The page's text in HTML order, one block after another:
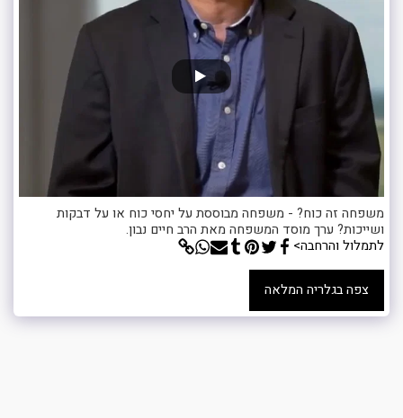
משפחה זה כוח? - משפחה מבוססת על יחסי כוח או על דבקות
ושייכות? ערך מוסד המשפחה מאת הרב חיים נבון.
לתמלול והרחבה>
צפה בגלריה המלאה